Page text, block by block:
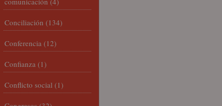
Conciliación (134)
Conferencia (12)
Confianza (1)
Conflicto social (1)